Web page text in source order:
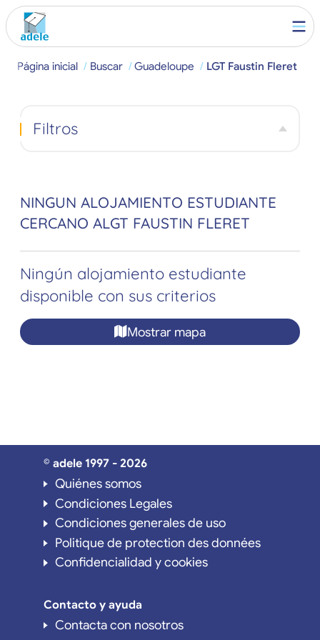
Página inicial Buscar Guadeloupe LGT Faustin Fleret
NINGUN ALOJAMIENTO ESTUDIANTE
CERCANO ALGT FAUSTIN FLERET
Ningún alojamiento estudiante
disponible con sus criterios
Mostrar mapa
Filtros
© adele 1997 - 2026
Quiénes somos
Condiciones Legales
Condiciones generales de uso
Politique de protection des données
Confidencialidad y cookies
Contacto y ayuda
Contacta con nosotros